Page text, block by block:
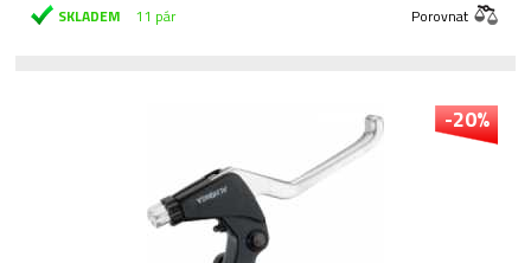
SKLADEM 11 pár Porovnat
-20%